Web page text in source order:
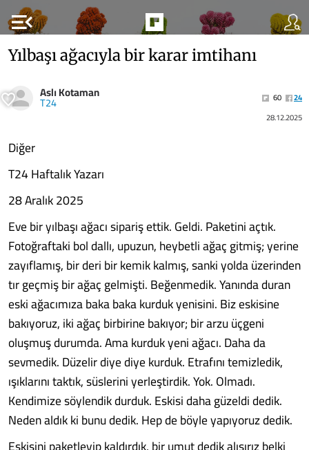
menu_open
Yılbaşı ağacıyla bir karar imtihanı
Aslı Kotaman
T24 60
24
28.12.2025
Diğer
T24 Haftalık Yazarı
28 Aralık 2025
Eve bir yılbaşı ağacı sipariş ettik. Geldi. Paketini açtık.
Fotoğraftaki bol dallı, upuzun, heybetli ağaç gitmiş; yerine
zayıflamış, bir deri bir kemik kalmış, sanki yolda üzerinden
tır geçmiş bir ağaç gelmişti. Beğenmedik. Yanında duran
eski ağacımıza baka baka kurduk yenisini. Biz eskisine
bakıyoruz, iki ağaç birbirine bakıyor; bir arzu üçgeni
oluşmuş durumda. Ama kurduk yeni ağacı. Daha da
sevmedik. Düzelir diye diye kurduk. Etrafını temizledik,
ışıklarını taktık, süslerini yerleştirdik. Yok. Olmadı.
Kendimize söylendik durduk. Eskisi daha güzeldi dedik.
Neden aldık ki bunu dedik. Hep de böyle yapıyoruz dedik.